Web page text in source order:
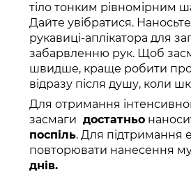
тіло тонким рівномірним
Дайте увібратися.
рукавиці-аплікатора для
забарвленню рук. Щоб
швидше, краще робити
відразу після душу, коли
Для отримання
засмаги достатньо
поспіль. Для підтримання
повторювати нанесення
днів.